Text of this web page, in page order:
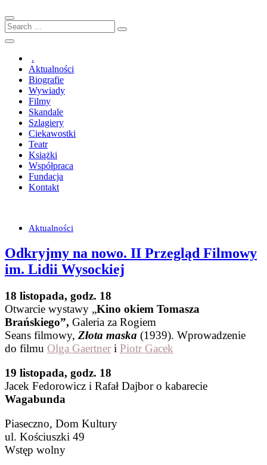
Search
…
.
Aktualności
Biografie
Wywiady
Filmy
Skandale
Szlagiery
Ciekawostki
Teatr
Książki
Współpraca
Fundacja
Kontakt
Aktualności
Odkryjmy na nowo. II Przegląd Filmowy
im. Lidii Wysockiej
18 listopada, godz. 18
Otwarcie wystawy „Kino okiem Tomasza
Brańskiego”, Galeria za Rogiem
Seans filmowy, Złota maska (1939). Wprowadzenie
do filmu Olga Gaertner i Piotr Gacek
19 listopada, godz. 18
Jacek Fedorowicz i Rafał Dajbor o kabarecie
Wagabunda
Piaseczno, Dom Kultury
ul. Kościuszki 49
Wstęp wolny